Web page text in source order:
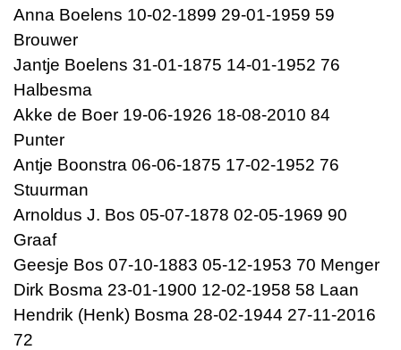
Anna Boelens 10-02-1899 29-01-1959 59
Brouwer
Jantje Boelens 31-01-1875 14-01-1952 76
Halbesma
Akke de Boer 19-06-1926 18-08-2010 84
Punter
Antje Boonstra 06-06-1875 17-02-1952 76
Stuurman
Arnoldus J. Bos 05-07-1878 02-05-1969 90
Graaf
Geesje Bos 07-10-1883 05-12-1953 70 Menger
Dirk Bosma 23-01-1900 12-02-1958 58 Laan
Hendrik (Henk) Bosma 28-02-1944 27-11-2016
72